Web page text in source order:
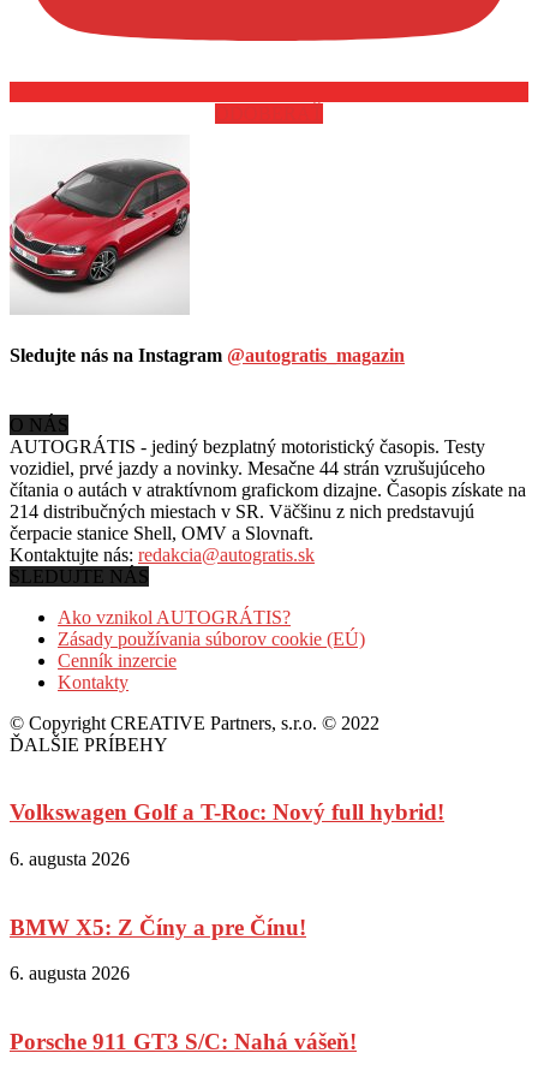
Sledujte nás na Instagram @autogratis_magazin
O NÁS
AUTOGRÁTIS - jediný bezplatný motoristický časopis. Testy
vozidiel, prvé jazdy a novinky. Mesačne 44 strán vzrušujúceho
čítania o autách v atraktívnom grafickom dizajne. Časopis získate na
214 distribučných miestach v SR. Väčšinu z nich predstavujú
čerpacie stanice Shell, OMV a Slovnaft.
Kontaktujte nás: redakcia@autogratis.sk
SLEDUJTE NÁS
Ako vznikol AUTOGRÁTIS?
Zásady používania súborov cookie (EÚ)
Cenník inzercie
Kontakty
© Copyright CREATIVE Partners, s.r.o. © 2022
ĎALŠIE PRÍBEHY
Volkswagen Golf a T-Roc: Nový full hybrid!
6. augusta 2026
BMW X5: Z Číny a pre Čínu!
6. augusta 2026
Porsche 911 GT3 S/C: Nahá vášeň!